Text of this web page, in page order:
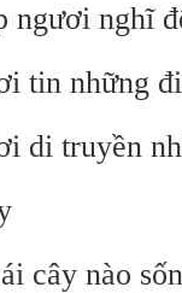
ngươi nghĩ
tin những
di truyền
cây nào